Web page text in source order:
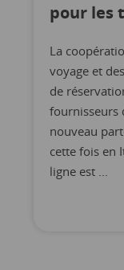
pour les
La
voyage et
de
fournisseurs
nouveau
cette fois en
ligne est ...